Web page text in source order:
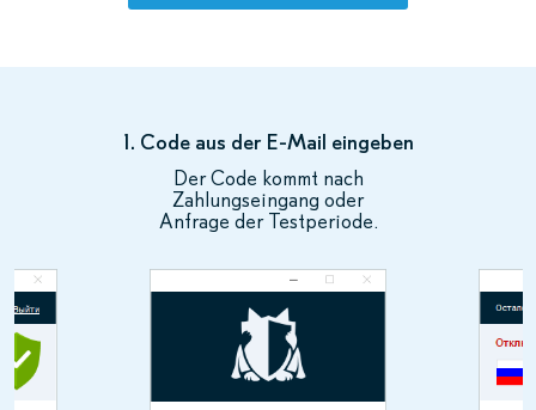
1. Code aus der E-Mail eingeben
Der Code kommt nach
Zahlungseingang oder
Anfrage der Testperiode.